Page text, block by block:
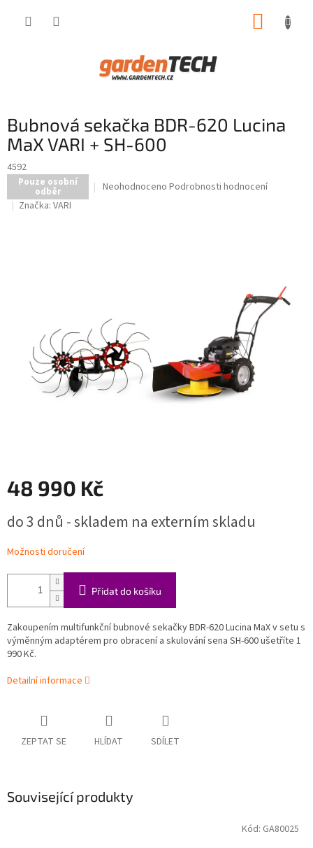
Bubnová sekačka BDR-620 Lucina
MaX VARI + SH-600
4592
Pouze osobní
odběr
Průměrné
Neohodnoceno Podrobnosti hodnocení
Značka: VARI
48 990 Kč
cena:
do 3 dnů - skladem na externím skladu
Možnosti doručení
Přidat do košíku
Zakoupením multifunkční bubnové sekačky BDR-620 Lucina MaX v setu s
výměnným adaptérem pro obracení a skulování sena SH-600 ušetříte 1
990 Kč.
Detailní informace
ZEPTAT SE HLÍDAT SDÍLET
Související produkty
Kód: GA80025